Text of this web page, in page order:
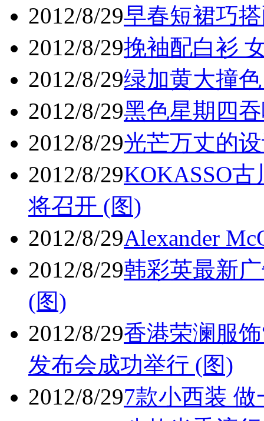
2012/8/29早春短裙巧
2012/8/29挽袖配白衫
2012/8/29绿加黄大撞
2012/8/29黑色星期四
2012/8/29光芒万丈的
2012/8/29KOKASSO
将召开 (图)
2012/8/29Alexander
2012/8/29韩彩英最新
(图)
2012/8/29香港荣澜服
发布会成功举行 (图)
2012/8/297款小西装